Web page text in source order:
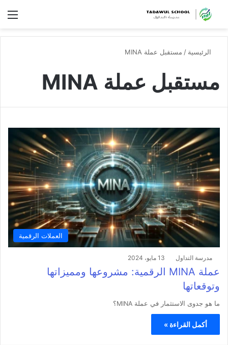
الرئيسية / مستقبل عملة MINA
مستقبل عملة MINA
العملات الرقمية
مدرسة التداول 13 مايو، 2024
عملة MINA الرقمية: مشروعها ومميزاتها
وتوقعاتها
ما هو جدوى الاستثمار في عملة MINA؟
أكمل القراءة »